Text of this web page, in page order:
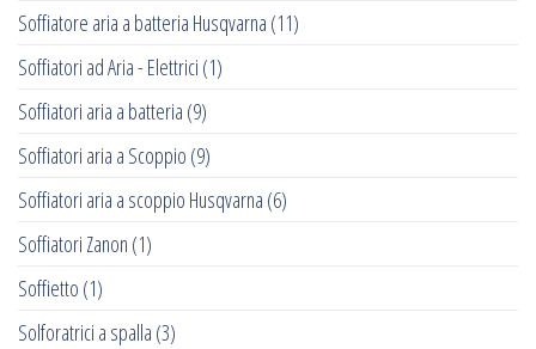
Soffiatore aria a batteria Husqvarna (11)
Soffiatori ad Aria - Elettrici (1)
Soffiatori aria a batteria (9)
Soffiatori aria a Scoppio (9)
Soffiatori aria a scoppio Husqvarna (6)
Soffiatori Zanon (1)
Soffietto (1)
Solforatrici a spalla (3)